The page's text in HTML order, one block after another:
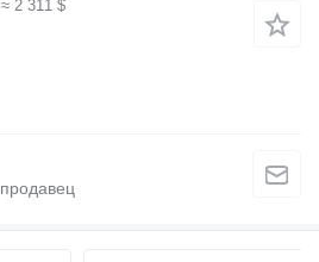
≈ 2 311 $